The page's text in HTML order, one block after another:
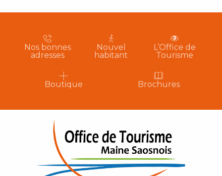
Nos bonnes
adresses
Nouvel
habitant
L’Office de
Tourisme
Boutique Brochures